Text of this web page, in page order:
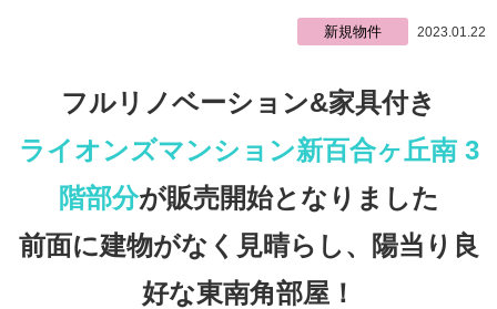
新規物件 2023.01.22
フルリノベーション&家具付き
ライオンズマンション新百合ヶ丘南 3
階部分が販売開始となりました
前面に建物がなく見晴らし、陽当り良
好な東南角部屋！